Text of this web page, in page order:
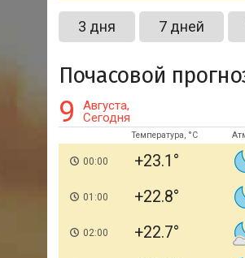
3 дня 7 дней
Почасовой
9
Августа,
Сегодня
Температура, °C
00:00 +23.1
01:00 +22.8
02:00 +22.7